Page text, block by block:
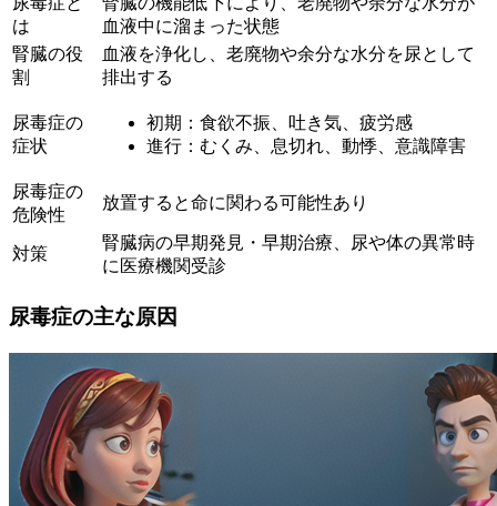
は
血液中に溜まった状態
腎臓の役
割
血液を浄化し、老廃物や余分な水分を尿として
排出する
尿毒症の
症状
初期：食欲不振、吐き気、疲労感
進行：むくみ、息切れ、動悸、意識障害
尿毒症の
危険性
放置すると命に関わる可能性あり
対策
腎臓病の早期発見・早期治療、尿や体の異常時
に医療機関受診
尿毒症の主な原因